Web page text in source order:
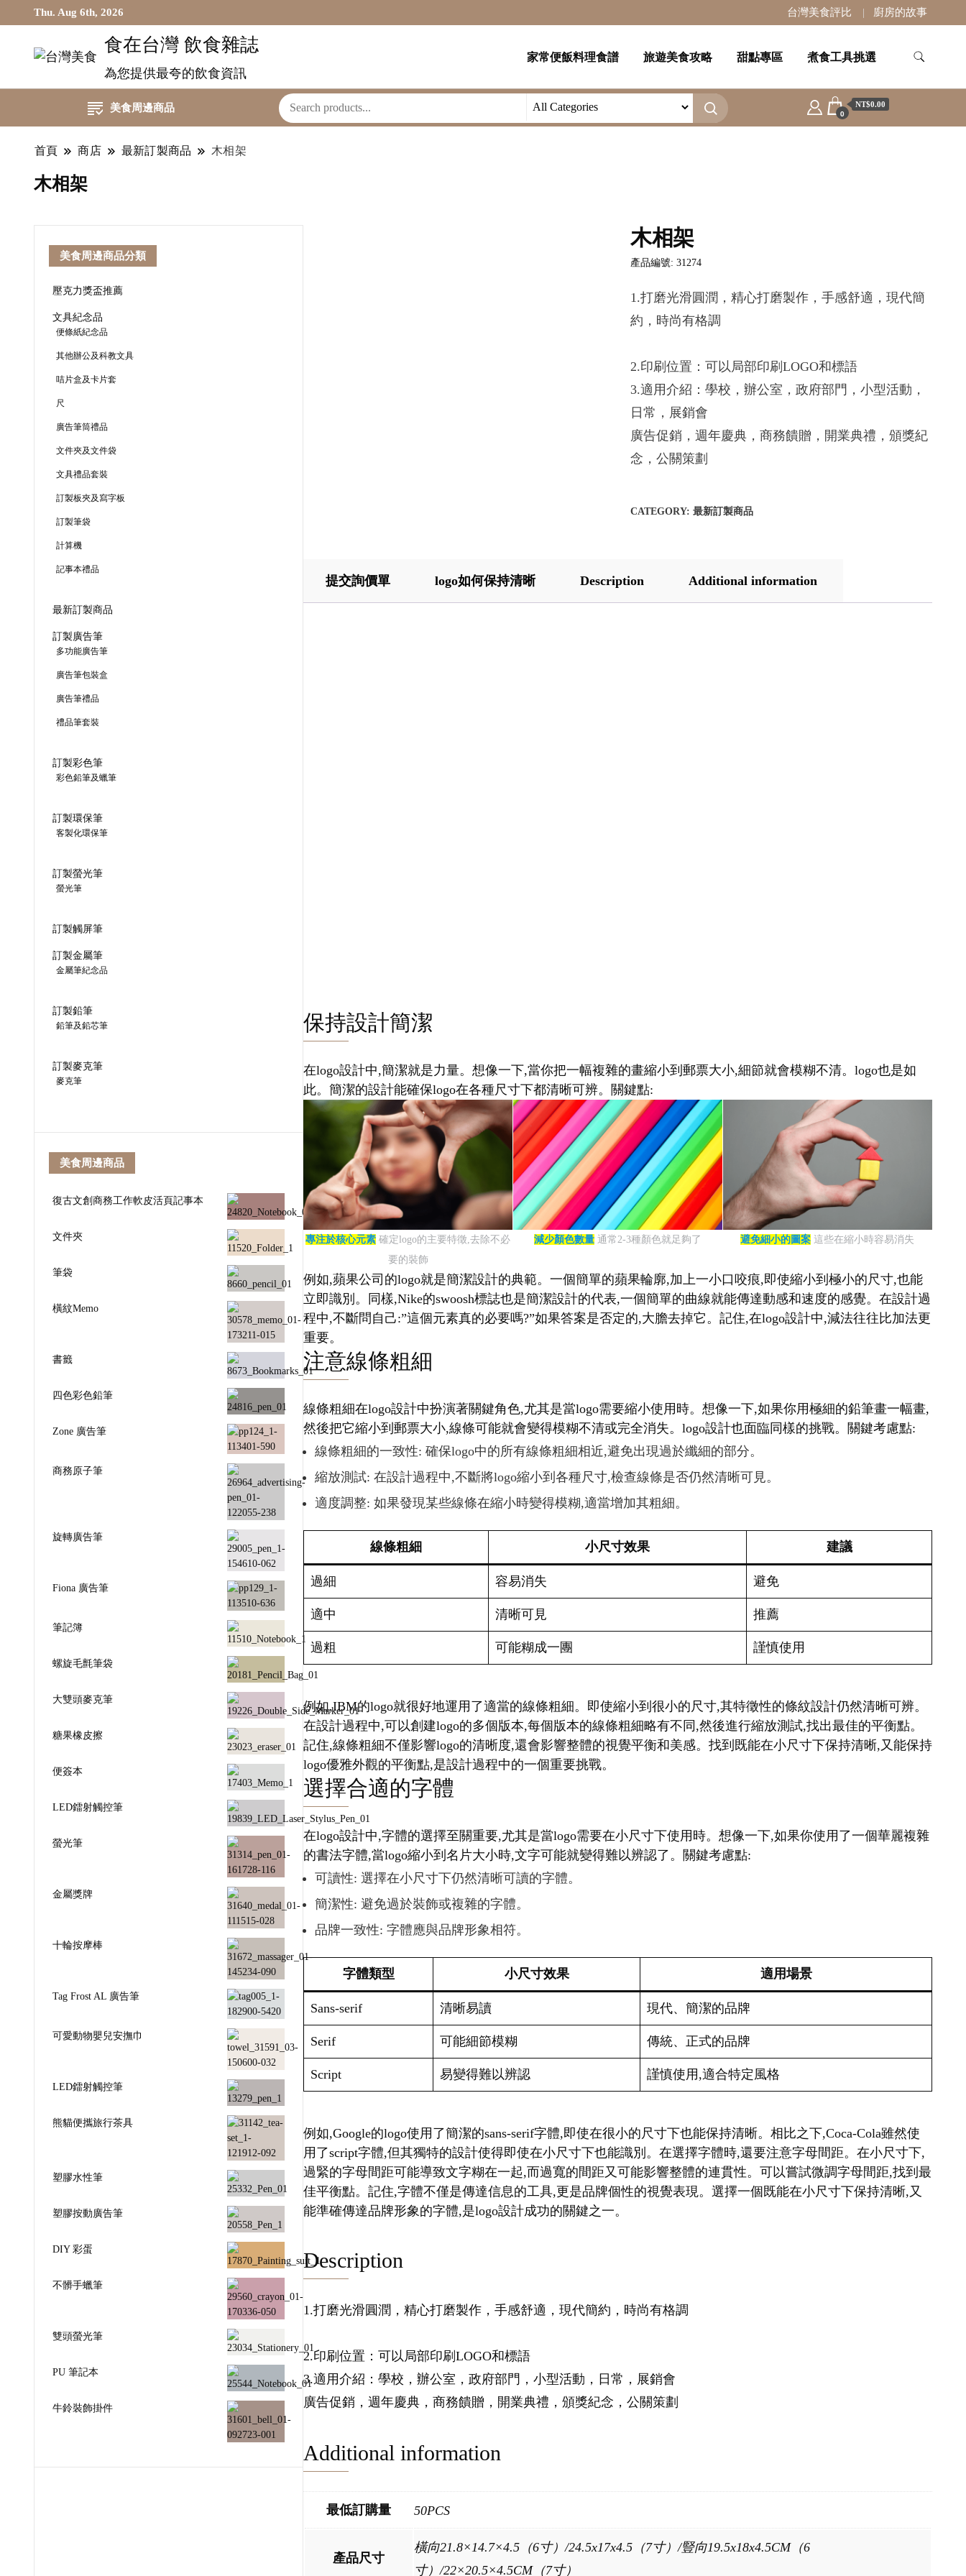
Thu. Aug 6th, 2026 台灣美食評比 廚房的故事
食在台灣 飲食雜誌
為您提供最夸的飲食資訊
家常便飯料理食譜 旅遊美食攻略 甜點專區 煮食工具挑選
美食周邊商品 0
NT$0.00
首頁 商店 最新訂製商品 木相架
木相架
木相架
產品編號: 31274
1.打磨光滑圓潤，精心打磨製作，手感舒適，現代簡
約，時尚有格調
2.印刷位置：可以局部印刷LOGO和標語
3.適用介紹：學校，辦公室，政府部門，小型活動，
日常，展銷會
廣告促銷，週年慶典，商務饋贈，開業典禮，頒獎紀
念，公關策劃
CATEGORY: 最新訂製商品
提交詢價單 logo如何保持清晰 Description Additional information
保持設計簡潔
在logo設計中,簡潔就是力量。想像一下,當你把一幅複雜的畫縮小到郵票大小,細節就會模糊不清。logo也是如
此。簡潔的設計能確保logo在各種尺寸下都清晰可辨。關鍵點:
專注於核心元素 確定logo的主要特徵,去除不必
要的裝飾
減少顏色數量 通常2-3種顏色就足夠了 避免細小的圖案 這些在縮小時容易消失
例如,蘋果公司的logo就是簡潔設計的典範。一個簡單的蘋果輪廓,加上一小口咬痕,即使縮小到極小的尺寸,也能
立即識別。同樣,Nike的swoosh標誌也是簡潔設計的代表,一個簡單的曲線就能傳達動感和速度的感覺。在設計過
程中,不斷問自己:”這個元素真的必要嗎?”如果答案是否定的,大膽去掉它。記住,在logo設計中,減法往往比加法更
重要。
注意線條粗細
線條粗細在logo設計中扮演著關鍵角色,尤其是當logo需要縮小使用時。想像一下,如果你用極細的鉛筆畫一幅畫,
然後把它縮小到郵票大小,線條可能就會變得模糊不清或完全消失。logo設計也面臨同樣的挑戰。關鍵考慮點:
線條粗細的一致性: 確保logo中的所有線條粗細相近,避免出現過於纖細的部分。
縮放測試: 在設計過程中,不斷將logo縮小到各種尺寸,檢查線條是否仍然清晰可見。
適度調整: 如果發現某些線條在縮小時變得模糊,適當增加其粗細。
線條粗細 小尺寸效果 建議
過細 容易消失 避免
適中 清晰可見 推薦
過粗 可能糊成一團 謹慎使用
例如,IBM的logo就很好地運用了適當的線條粗細。即使縮小到很小的尺寸,其特徵性的條紋設計仍然清晰可辨。
在設計過程中,可以創建logo的多個版本,每個版本的線條粗細略有不同,然後進行縮放測試,找出最佳的平衡點。
記住,線條粗細不僅影響logo的清晰度,還會影響整體的視覺平衡和美感。找到既能在小尺寸下保持清晰,又能保持
logo優雅外觀的平衡點,是設計過程中的一個重要挑戰。
選擇合適的字體
在logo設計中,字體的選擇至關重要,尤其是當logo需要在小尺寸下使用時。想像一下,如果你使用了一個華麗複雜
的書法字體,當logo縮小到名片大小時,文字可能就變得難以辨認了。關鍵考慮點:
可讀性: 選擇在小尺寸下仍然清晰可讀的字體。
簡潔性: 避免過於裝飾或複雜的字體。
品牌一致性: 字體應與品牌形象相符。
字體類型 小尺寸效果 適用場景
Sans-serif 清晰易讀 現代、簡潔的品牌
Serif 可能細節模糊 傳統、正式的品牌
Script 易變得難以辨認 謹慎使用,適合特定風格
例如,Google的logo使用了簡潔的sans-serif字體,即使在很小的尺寸下也能保持清晰。相比之下,Coca-Cola雖然使
用了script字體,但其獨特的設計使得即使在小尺寸下也能識別。在選擇字體時,還要注意字母間距。在小尺寸下,
過緊的字母間距可能導致文字糊在一起,而過寬的間距又可能影響整體的連貫性。可以嘗試微調字母間距,找到最
佳平衡點。記住,字體不僅是傳達信息的工具,更是品牌個性的視覺表現。選擇一個既能在小尺寸下保持清晰,又
能準確傳達品牌形象的字體,是logo設計成功的關鍵之一。
Description
1.打磨光滑圓潤，精心打磨製作，手感舒適，現代簡約，時尚有格調
2.印刷位置：可以局部印刷LOGO和標語
3.適用介紹：學校，辦公室，政府部門，小型活動，日常，展銷會
廣告促銷，週年慶典，商務饋贈，開業典禮，頒獎紀念，公關策劃
Additional information
最低訂購量 50PCS
產品尺寸
橫向21.8×14.7×4.5（6寸）/24.5x17x4.5（7寸）/豎向19.5x18x4.5CM（6
寸）/22×20.5×4.5CM（7寸）
美食周邊商品分類
壓克力獎盃推薦
文具紀念品
便條紙紀念品
其他辦公及科教文具
咭片盒及卡片套
尺
廣告筆筒禮品
文件夾及文件袋
文具禮品套裝
訂製板夾及寫字板
訂製筆袋
計算機
記事本禮品
最新訂製商品
訂製廣告筆
多功能廣告筆
廣告筆包裝盒
廣告筆禮品
禮品筆套裝
訂製彩色筆
彩色鉛筆及蠟筆
訂製環保筆
客製化環保筆
訂製螢光筆
螢光筆
訂製觸屏筆
訂製金屬筆
金屬筆紀念品
訂製鉛筆
鉛筆及鉛芯筆
訂製麥克筆
麥克筆
美食周邊商品
復古文創商務工作軟皮活頁記事本
文件夾
筆袋
橫紋Memo
書籤
四色彩色鉛筆
Zone 廣告筆
商務原子筆
旋轉廣告筆
Fiona 廣告筆
筆記簿
螺旋毛氈筆袋
大雙頭麥克筆
糖果橡皮擦
便簽本
LED鐳射觸控筆
螢光筆
金屬獎牌
十輪按摩棒
Tag Frost AL 廣告筆
可愛動物嬰兒安撫巾
LED鐳射觸控筆
熊貓便攜旅行茶具
塑膠水性筆
塑膠按動廣告筆
DIY 彩蛋
不髒手蠟筆
雙頭螢光筆
PU 筆記本
牛鈴裝飾掛件